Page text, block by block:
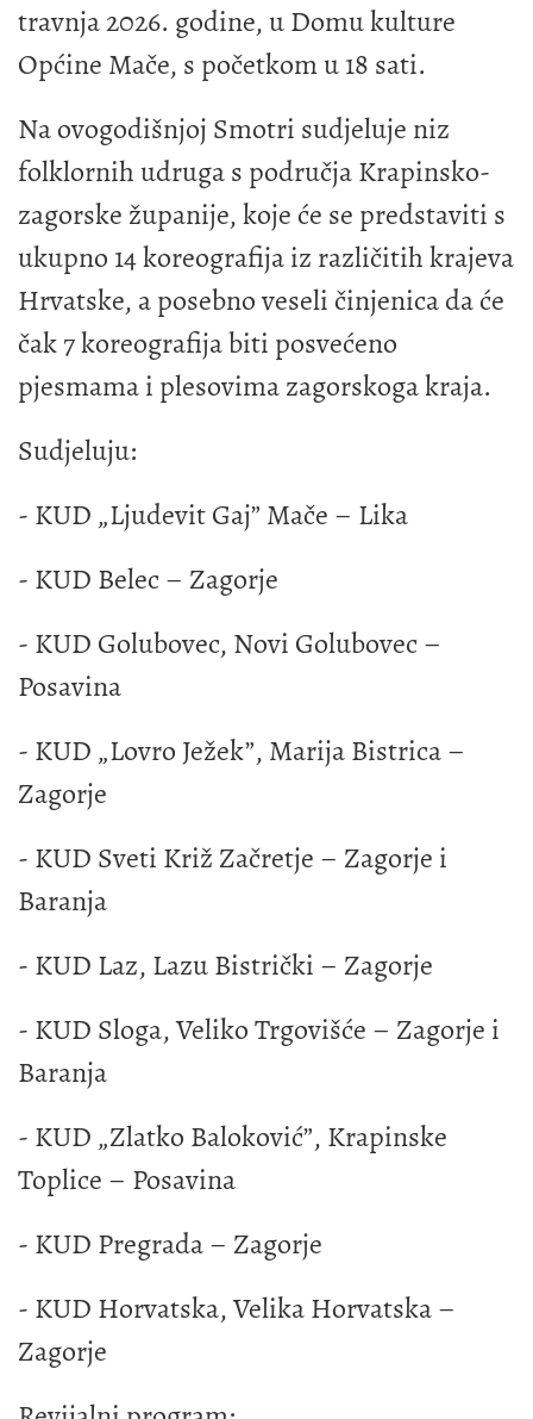
travnja 2026. godine, u Domu kulture
Općine Mače, s početkom u 18 sati.
Na ovogodišnjoj Smotri sudjeluje niz
folklornih udruga s područja Krapinsko-
zagorske županije, koje će se predstaviti s
ukupno 14 koreografija iz različitih krajeva
Hrvatske, a posebno veseli činjenica da će
čak 7 koreografija biti posvećeno
pjesmama i plesovima zagorskoga kraja.
Sudjeluju:
- KUD „Ljudevit Gaj” Mače – Lika
- KUD Belec – Zagorje
- KUD Golubovec, Novi Golubovec –
Posavina
- KUD „Lovro Ježek”, Marija Bistrica –
Zagorje
- KUD Sveti Križ Začretje – Zagorje i
Baranja
- KUD Laz, Lazu Bistrički – Zagorje
- KUD Sloga, Veliko Trgovišće – Zagorje i
Baranja
- KUD „Zlatko Baloković”, Krapinske
Toplice – Posavina
- KUD Pregrada – Zagorje
- KUD Horvatska, Velika Horvatska –
Zagorje